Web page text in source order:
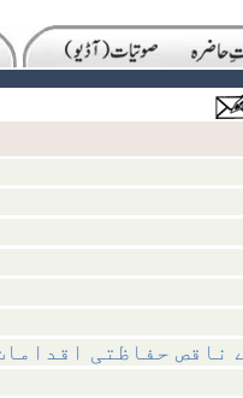
ناقص حفاظتی